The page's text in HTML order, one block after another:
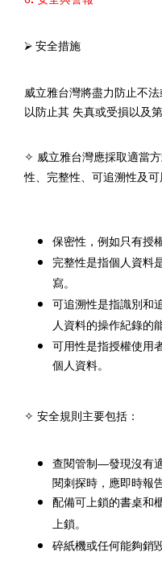
⮚ 安全措施
威立雅台灣將盡力防止不
以防止其 失真或受損以及
✧ 威立雅台灣應採取適當
性、完整性、可追溯性及可
保密性，例如只有授
完整性是指個人資料
寫。
可追溯性是指識別和
人資料的操作紀錄的
可用性是指授權使用
個人資料。
✧ 安全規則主要包括：
查閱管制—發現沒有
閱刺探時，應即時報
配備可上鎖的書桌和
上鎖。
碎紙機或任何能夠銷